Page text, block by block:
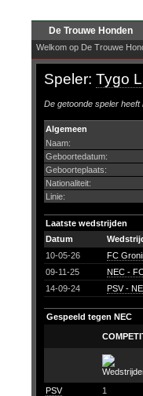
De Trouwe Honden
Welkom op De Trouwe
Speler: Tygo
De getoonde speler
Algemeen
Naam:
Geboortedatum:
Geboorteplaats:
Nationaliteit:
Linie:
Laatste wedstrijden
Datum
10-05-26
FC
09-11-25
NEC -
14-09-24
PSV -
Gespeeld tegen NEC
PSV 1